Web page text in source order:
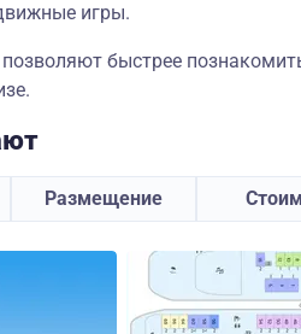
игры.
быстрее
Размещение